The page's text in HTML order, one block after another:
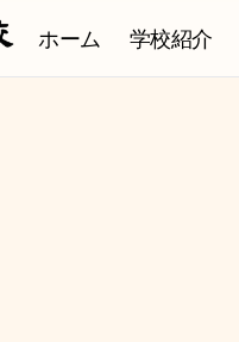
ホーム 学校紹介